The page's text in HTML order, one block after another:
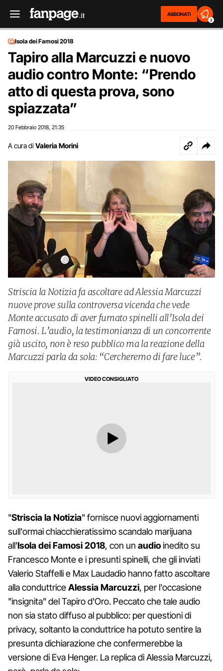
ABBONATI
2
Isola dei Famosi 2018
Tapiro alla Marcuzzi e nuovo
audio contro Monte: “Prendo
atto di questa prova, sono
spiazzata”
20 Febbraio 2018 21:35
A cura di Valeria Morini
Striscia la Notizia fa ascoltare ad Alessia Marcuzzi
nuove prove sulla controversa vicenda che vede
Monte accusato di aver fumato spinelli all’Isola dei
Famosi. L’audio, la testimonianza di un concorrente
già uscito, non è reso pubblico ma la reazione della
Marcuzzi parla da sola: “Cercheremo di fare luce”.
VIDEO CONSIGLIATO
"Striscia la Notizia" fornisce nuovi aggiornamenti
sull'ormai chiacchieratissimo scandalo marijuana
all'Isola dei Famosi 2018, con un audioinedito su
Francesco Monte e i presunti spinelli, che gli inviati
Valerio Staffelli e Max Laudadio hanno fatto ascoltare
alla conduttriceAlessia Marcuzzi, per l'occasione
"insignita" del Tapiro d'Oro. Peccato che tale audio
non sia stato diffuso al pubblico: per questioni di
privacy, soltanto la conduttrice ha potuto sentire la
presunta dichiarazione che confermerebbe la
versione di Eva Henger. La replica di Alessia Marcuzzi,